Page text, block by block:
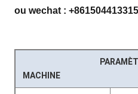
ou wechat :
MACHINE